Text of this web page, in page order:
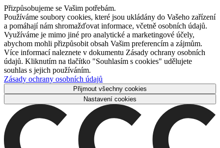
Přizpůsobujeme se Vašim potřebám.
Používáme soubory cookies, které jsou ukládány do Vašeho zařízení
a pomáhají nám shromažďovat informace, včetně osobních údajů.
Využíváme je mimo jiné pro analytické a marketingové účely,
abychom mohli přizpůsobit obsah Vašim preferencím a zájmům.
Více informací naleznete v dokumentu Zásady ochrany osobních
údajů. Kliknutím na tlačítko "Souhlasím s cookies" udělujete
souhlas s jejich používáním.
Zásady ochrany osobních údajů
Přijmout všechny cookies
Nastavení cookies